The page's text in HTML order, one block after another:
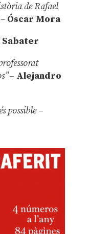
de Rafael
Óscar Mora
Sabater
– Alejandro
possible –